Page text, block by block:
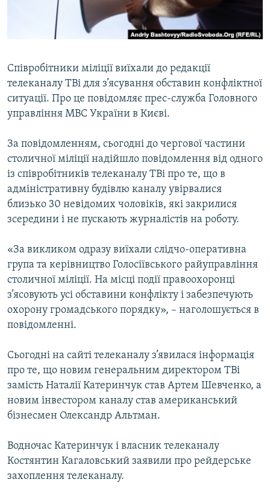
ВІДЕОУРОКИ «ELIFBE»
СВІДЧЕННЯ ОКУПАЦІЇ
ІНФОГРАФІКА
Qırımtatar
ДОЛУЧАЙСЯ!
Співробітники міліції виїхали до редакції
телеканалу ТВі для з’ясування обставин конфліктної
ситуації. Про це повідомляє прес-служба Головного
управління МВС України в Києві.
За повідомленням, сьогодні до чергової частини
столичної міліції надійшло повідомлення від одного
із співробітників телеканалу ТВі про те, що в
адміністративну будівлю каналу увірвалися
близько 30 невідомих чоловіків, які закрилися
зсередини і не пускають журналістів на роботу.
«За викликом одразу виїхали слідчо-оперативна
група та керівництво Голосіївського райуправління
столичної міліції. На місці події правоохоронці
з’ясовують усі обставини конфлікту і забезпечують
охорону громадського порядку», – наголошується в
повідомленні.
Сьогодні на сайті телеканалу з’явилася інформація
про те, що новим генеральним директором ТВі
замість Наталії Катеринчук став Артем Шевченко, а
новим інвестором каналу став американський
бізнесмен Олександр Альтман.
Водночас Катеринчук і власник телеканалу
Костянтин Кагаловський заявили про рейдерське
захоплення телеканалу.